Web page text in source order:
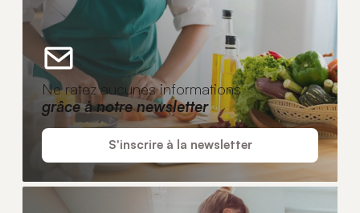
Ne ratez aucunes informations
grâce à notre newsletter
S'inscrire à la newsletter